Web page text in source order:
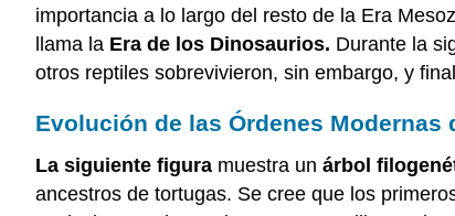
importancia a lo largo del resto de la Era
llama la Era de los Dinosaurios. Durante la
otros reptiles sobrevivieron, sin embargo, y
Evolución de las Órdenes Modernas
La siguiente figura muestra un árbol
ancestros de tortugas. Se cree que los